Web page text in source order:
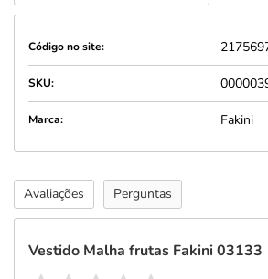
Código no site:
SKU:
Marca: Fakini
Avaliações Perguntas
Vestido Malha frutas Fakini 03133